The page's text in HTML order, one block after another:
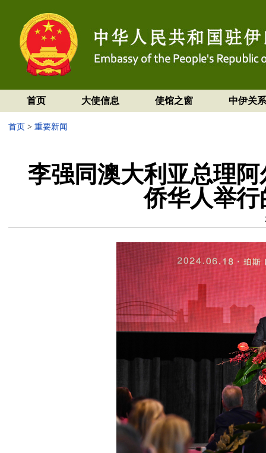
首页 大使信息 使馆之窗 中伊关系
首页 > 重要新闻
李强同澳大利亚总理
侨华人举